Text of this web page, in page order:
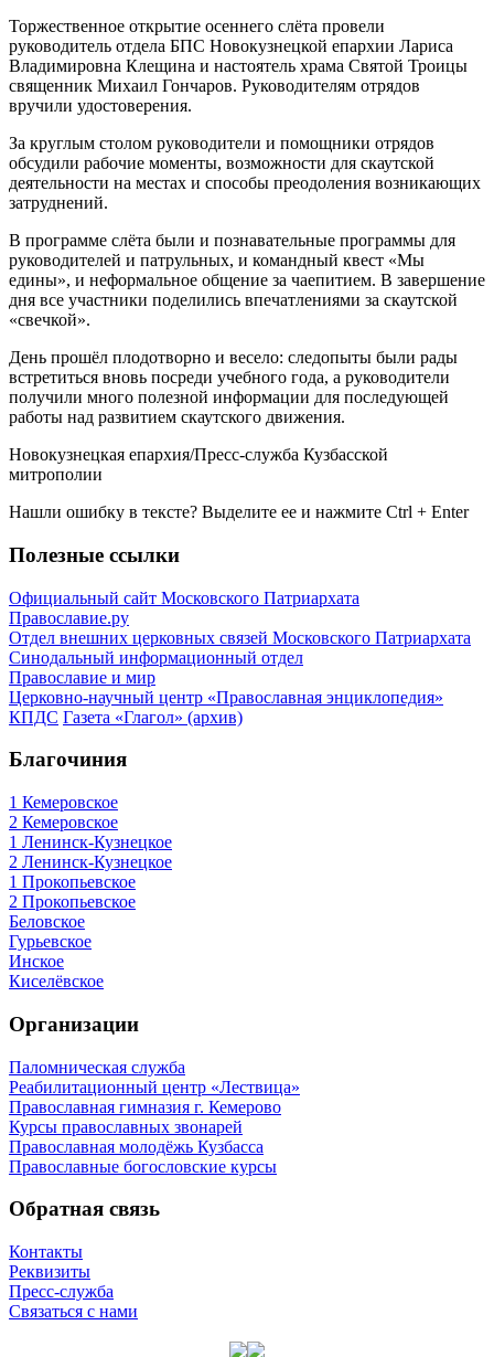
Торжественное открытие осеннего слёта провели
руководитель отдела БПС Новокузнецкой епархии Лариса
Владимировна Клещина и настоятель храма Святой Троицы
священник Михаил Гончаров. Руководителям отрядов
вручили удостоверения.
За круглым столом руководители и помощники отрядов
обсудили рабочие моменты, возможности для скаутской
деятельности на местах и способы преодоления возникающих
затруднений.
В программе слёта были и познавательные программы для
руководителей и патрульных, и командный квест «Мы
едины», и неформальное общение за чаепитием. В завершение
дня все участники поделились впечатлениями за скаутской
«свечкой».
День прошёл плодотворно и весело: следопыты были рады
встретиться вновь посреди учебного года, а руководители
получили много полезной информации для последующей
работы над развитием скаутского движения.
Новокузнецкая епархия/Пресс-служба Кузбасской
митрополии
Нашли ошибку в тексте? Выделите ее и нажмите Ctrl + Enter
Полезные ссылки
Официальный сайт Московского Патриархата
Православие.ру
Отдел внешних церковных связей Московского Патриархата
Синодальный информационный отдел
Православие и мир
Церковно-научный центр «Православная энциклопедия»
КПДС Газета «Глагол» (архив)
Благочиния
1 Кемеровское
2 Кемеровское
1 Ленинск-Кузнецкое
2 Ленинск-Кузнецкое
1 Прокопьевское
2 Прокопьевское
Беловское
Гурьевское
Инское
Киселёвское
Организации
Паломническая служба
Реабилитационный центр «Лествица»
Православная гимназия г. Кемерово
Курсы православных звонарей
Православная молодёжь Кузбасса
Православные богословские курсы
Обратная связь
Контакты
Реквизиты
Пресс-служба
Связаться с нами